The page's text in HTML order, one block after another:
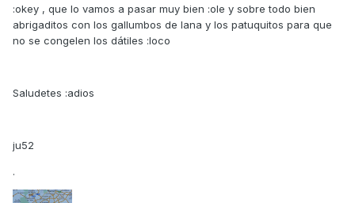
:okey , que lo vamos a pasar muy bien :ole y sobre todo bien
abrigaditos con los gallumbos de lana y los patuquitos para que
no se congelen los dátiles :loco
Saludetes :adios
ju52
.